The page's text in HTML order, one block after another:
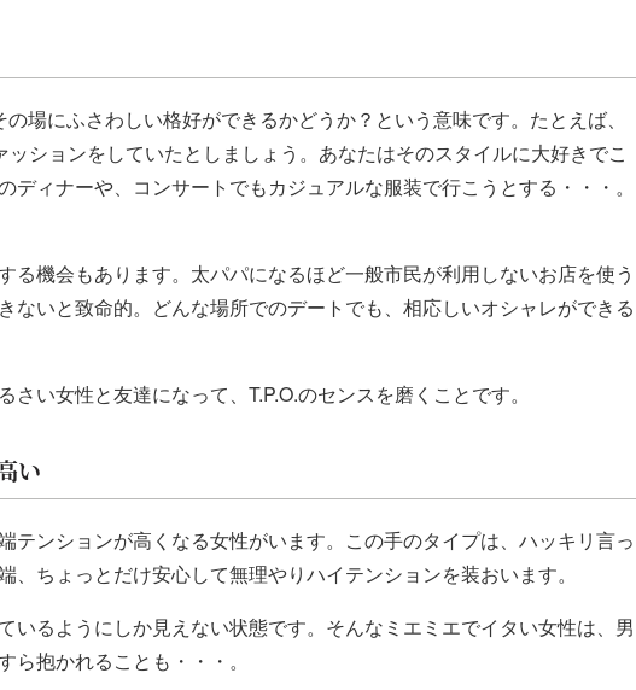
場にふさわしい格好ができるかどうか？という意味です。たとえば、
ションをしていたとしましょう。あなたはそのスタイルに大好きでこ
ィナーや、コンサートでもカジュアルな服装で行こうとする・・・。
る機会もあります。太パパになるほど一般市民が利用しないお店を使う
ないと致命的。どんな場所でのデートでも、相応しいオシャレができる
い女性と友達になって、T.P.O.のセンスを磨くことです。
い
テンションが高くなる女性がいます。この手のタイプは、ハッキリ言っ
ちょっとだけ安心して無理やりハイテンションを装おいます。
いるようにしか見えない状態です。そんなミエミエでイタい女性は、男
抱かれることも・・・。